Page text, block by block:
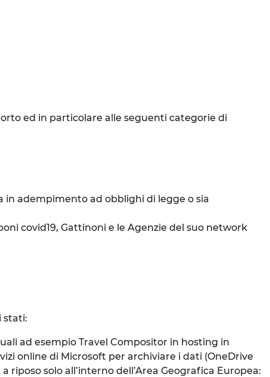
ed in particolare alle seguenti categorie di
adempimento ad obblighi di legge o sia
covid19, Gattinoni e le Agenzie del suo network
stati:
ad esempio Travel Compositor in hosting in
online di Microsoft per archiviare i dati (OneDrive
riposo solo all’interno dell’Area Geografica Europea: